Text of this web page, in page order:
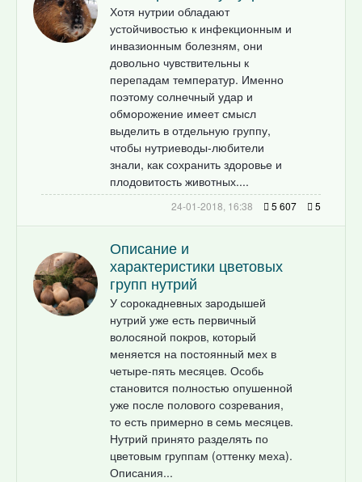
Хотя нутрии обладают
устойчивостью к инфекционным и
инвазионным болезням, они
довольно чувствительны к
перепадам температур. Именно
поэтому солнечный удар и
обморожение имеет смысл
выделить в отдельную группу,
чтобы нутриеводы-любители
знали, как сохранить здоровье и
плодовитость животных....
24-01-2018, 16:38 5 607 5
Описание и
характеристики цветовых
групп нутрий
У сорокадневных зародышей
нутрий уже есть первичный
волосяной покров, который
меняется на постоянный мех в
четыре-пять месяцев. Особь
становится полностью опушенной
уже после полового созревания,
то есть примерно в семь месяцев.
Нутрий принято разделять по
цветовым группам (оттенку меха).
Описания...